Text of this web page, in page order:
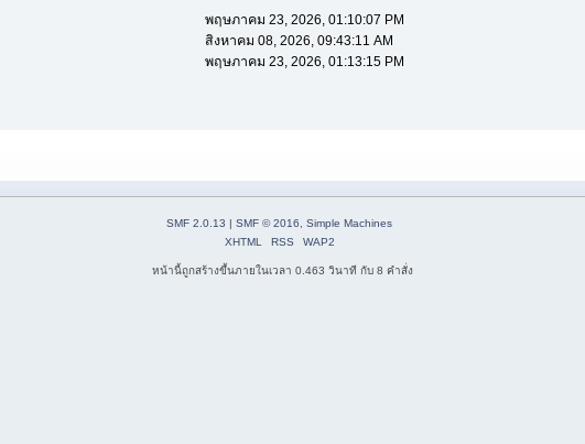
พฤษภาคม 23, 2026, 01:10:07 PM
สิงหาคม 08, 2026, 09:43:11 AM
พฤษภาคม 23, 2026, 01:13:15 PM
SMF 2.0.13 | SMF © 2016
Simple Machines
XHTML
RSS WAP2
หน้านี้ถูกสร้างขึ้นภายในเวลา 0.463 วินาที กับ 8 คำสั่ง